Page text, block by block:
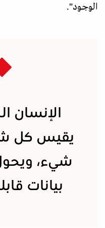
الوجود".
الإنسان
يقيس كل
شيء،
بيانات